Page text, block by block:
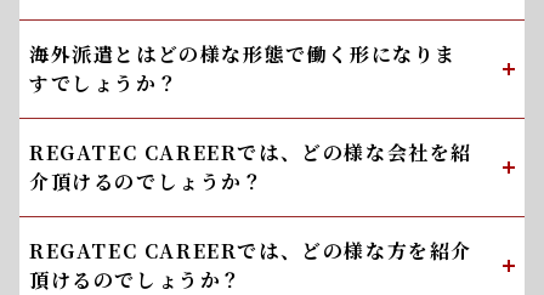
海外派遣とはどの様な形態で働く形になりま
すでしょうか？
REGATEC CAREERでは、どの様な会社を紹
介頂けるのでしょうか？
REGATEC CAREERでは、どの様な方を紹介
頂けるのでしょうか？